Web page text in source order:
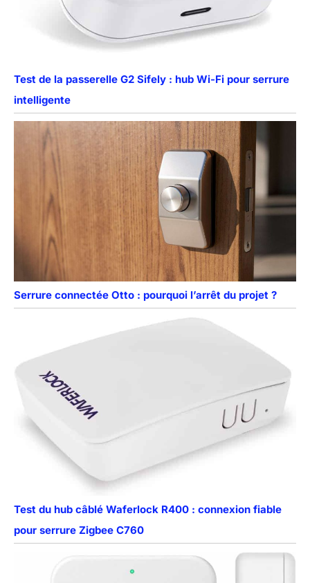
Test de la passerelle G2 Sifely : hub Wi-Fi pour serrure
intelligente
Serrure connectée Otto : pourquoi l’arrêt du projet ?
Test du hub câblé Waferlock R400 : connexion fiable
pour serrure Zigbee C760